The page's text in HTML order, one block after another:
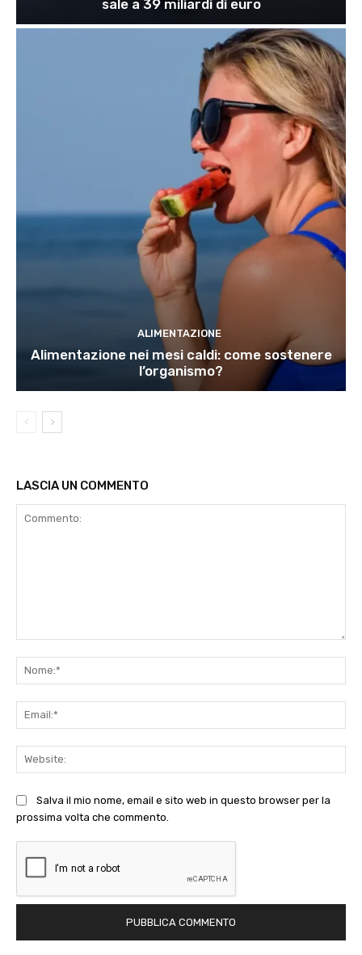
sale a 39 miliardi di euro
ALIMENTAZIONE
Alimentazione nei mesi caldi: come sostenere
l’organismo?
LASCIA UN COMMENTO
Salva il mio nome, email e sito web in questo browser per la
prossima volta che commento.